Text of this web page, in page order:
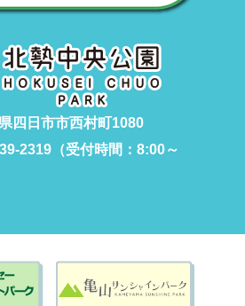
四日市市西村町1080
2319（受付時間：8:00～